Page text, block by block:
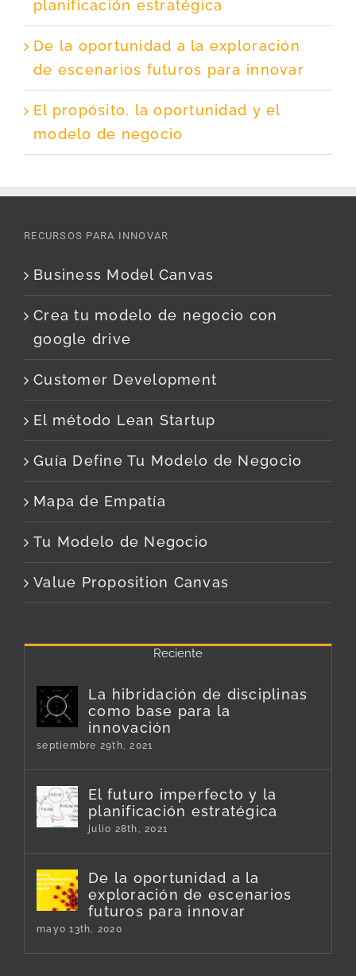
planificación estratégica
De la oportunidad a la exploración
de escenarios futuros para innovar
El propósito, la oportunidad y el
modelo de negocio
RECURSOS PARA INNOVAR
Business Model Canvas
Crea tu modelo de negocio con
google drive
Customer Development
El método Lean Startup
Guía Define Tu Modelo de Negocio
Mapa de Empatía
Tu Modelo de Negocio
Value Proposition Canvas
Reciente
La hibridación de disciplinas
como base para la
innovación
septiembre 29th, 2021
El futuro imperfecto y la
planificación estratégica
julio 28th, 2021
De la oportunidad a la
exploración de escenarios
futuros para innovar
mayo 13th, 2020